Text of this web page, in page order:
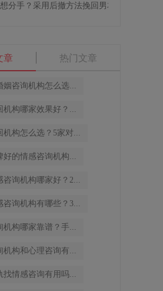
分手？采用后撤方法挽回男友
章 热门文章
姻咨询机构怎么选...
机构哪家效果好？...
机构怎么选？5家对...
好的情感咨询机构...
咨询机构哪家好？2...
咨询机构有哪些？3...
机构哪家靠谱？手...
机构和心理咨询有...
找情感咨询有用吗...